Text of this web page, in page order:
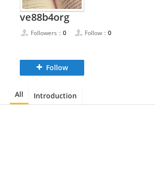
ve88b4org
Followers： 0 Follow： 0
Follow
All Introduction